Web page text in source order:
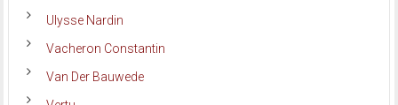
Ulysse Nardin
Vacheron Constantin
Van Der Bauwede